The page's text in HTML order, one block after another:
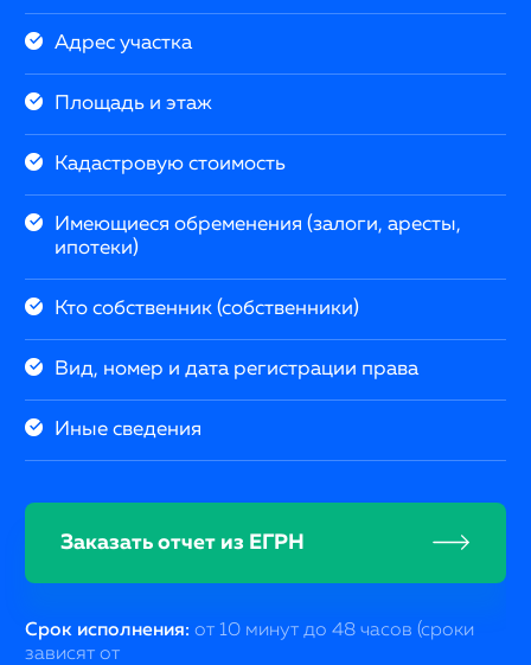
Адрес участка
Площадь и этаж
Кадастровую стоимость
Имеющиеся обременения (залоги, аресты,
ипотеки)
Кто собственник (собственники)
Вид, номер и дата регистрации права
Иные сведения
Заказать отчет из ЕГРН
Срок исполнения: от 10 минут до 48 часов (сроки
зависят от